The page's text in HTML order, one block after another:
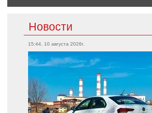
Новости
15:44, 10 августа 2026г.